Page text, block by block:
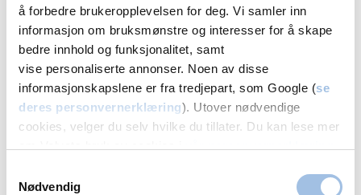
å forbedre brukeropplevelsen for deg. Vi samler inn
informasjon om bruksmønstre og interesser for å skape
bedre innhold og funksjonalitet, samt
vise personaliserte annonser. Noen av disse
informasjonskapslene er fra tredjepart, som Google (se
deres personvernerklæring). Utover nødvendige
cookies, velger du selv hvilke du tillater. Du kan lese mer
Nødvendig
Ved noen behandlinger kan det oppstå en viss
hevelse og rødhet i 2-3 dager etter behandlingen.
Dersom man får sår, vil disse forsvinne etter noen
dager. Lege bør da imidlertid kontaktes. Det kan i
sjeldnetilfelleroppstå arr eller økt pigmentering
(brune flekker) som oftest er forbigående.
Viktig å vite om laserbehandling av rynker